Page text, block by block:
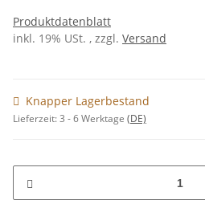
Produktdatenblatt
inkl. 19% USt. , zzgl. Versand
Knapper Lagerbestand
Lieferzeit:3 - 6 Werktage (DE)